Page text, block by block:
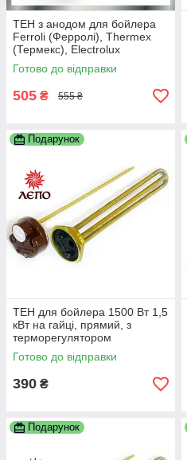
ТЕН з анодом для бойлера
Ferroli (Ферролі), Thermex
(Термекс), Electrolux
(Електролюкс), Garanterm
(Гарантерм) 1500 Вт
Готово до відправки
505 ₴ 555 ₴
Подарунок
ТЕН для бойлера 1500 Вт 1,5
кВт на гайці, прямий, з
терморегулятором
Готово до відправки
390 ₴
Подарунок